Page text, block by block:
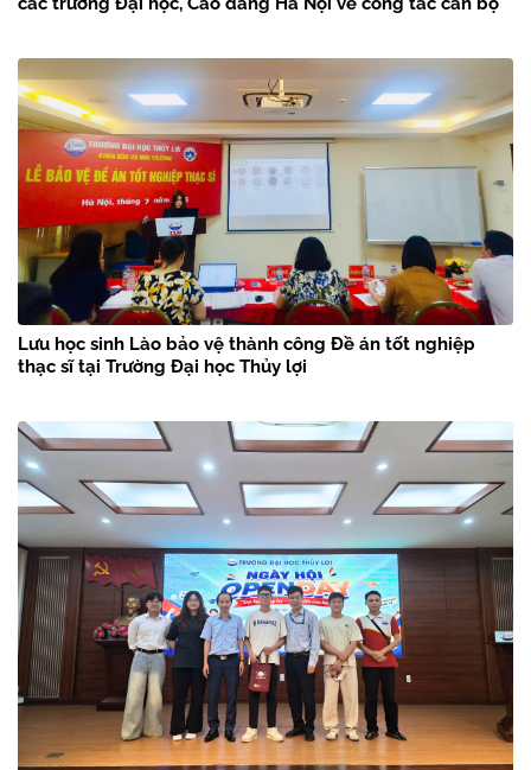
Lưu học sinh Lào bảo vệ thành công Đề án tốt nghiệp
thạc sĩ tại Trường Đại học Thủy lợi